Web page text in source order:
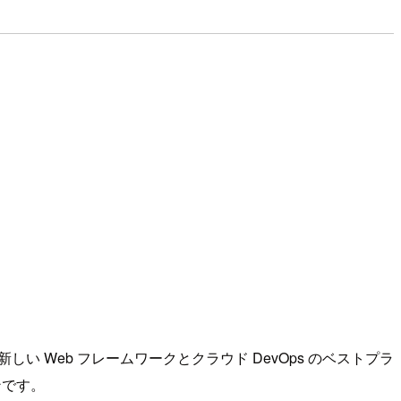
しい Web フレームワークとクラウド DevOps のベストプラ
す。